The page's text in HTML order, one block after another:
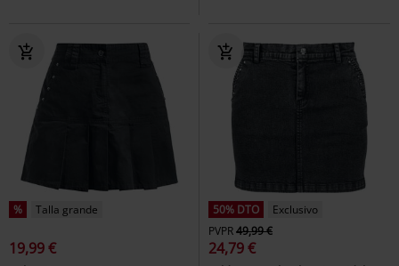
% Talla grande
19,99 €
50% DTO
Exclusivo
PVPR49,99 €
24,79 €